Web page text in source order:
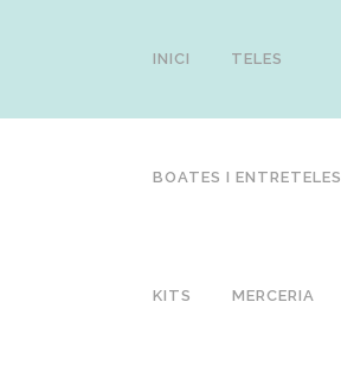
INICI TELES
BOATES I ENTRETELES
KITS MERCERIA